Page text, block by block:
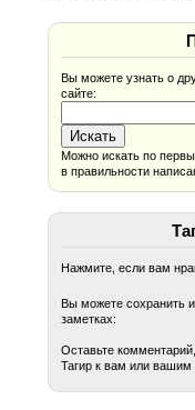
Вы можете узнать о
сайте:
Можно искать по
в правильности
Нажмите, если вам
Вы можете сохранить
заметках:
Оставьте
Тагир к вам или